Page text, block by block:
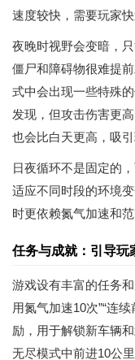
速度较快，需要玩家快
夜晚时视野会变暗，
僵尸和障碍物很难提
式中会出现一些特殊
发现，但攻击伤害更
也会比白天更高，吸引
日夜循环不是固定的
适应不同时段的环境
时更依赖氮气加速和范
任务与成就：引导玩
游戏设有丰富的任务
用氮气加速10次”“连
励，用于解锁新车辆
无尽模式中前进10公